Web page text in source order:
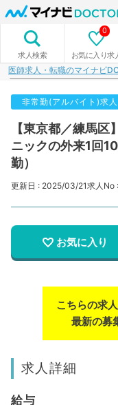
求人検索 お気に入り求
0
医師求人・転職のマイナビ
非常勤(アルバイト)求人
【東京都／練馬区
ニックの外来1回
勤）
更新日 : 2025/03/21求人No
お気に入り
こちらの求
最新の募
求人詳細
給与